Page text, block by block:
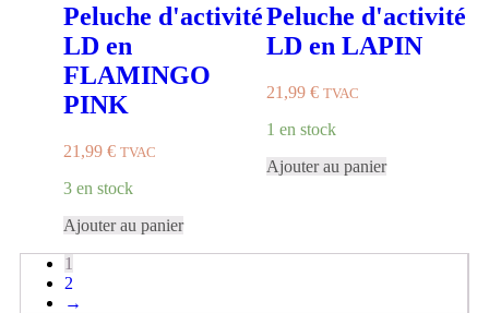
Peluche d'activité
LD en
FLAMINGO
PINK
21,99 € TVAC
3 en stock
Ajouter au panier
Peluche d'activité
LD en LAPIN
21,99 € TVAC
1 en stock
Ajouter au panier
1
2
→